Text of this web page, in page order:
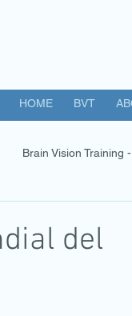
HOME BVT
Brain Vision Training
del